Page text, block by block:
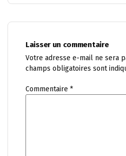
Laisser un commentaire
Votre adresse e-mail ne sera
champs obligatoires sont
Commentaire *